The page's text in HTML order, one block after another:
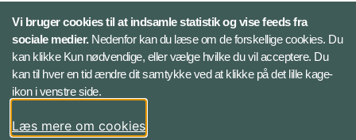
X
LinkedIn
Instagram
Vi bruger cookies til at indsamle statistik og vise feeds fra
sociale medier.Nedenfor kan du læse om de forskellige cookies. Du
kan klikke Kun nødvendige, eller vælge hvilke du vil acceptere. Du
kan til hver en tid ændre dit samtykke ved at klikke på det lille kage-
ikon i venstre side.
Læs mere om cookies